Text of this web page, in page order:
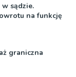
sądzie.
na funkcję
graniczna